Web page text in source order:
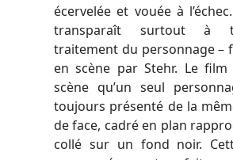
écervelée et vouée à
transparaît surtout à
traitement du personnage –
en scène par Stehr. Le
scène qu’un seul
toujours présenté de la
de face, cadré en plan
collé sur un fond noir.